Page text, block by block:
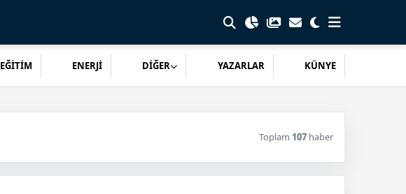
EĞİTİM ENERJİ DİĞER YAZARLAR KÜNYE
Toplam 107 haber